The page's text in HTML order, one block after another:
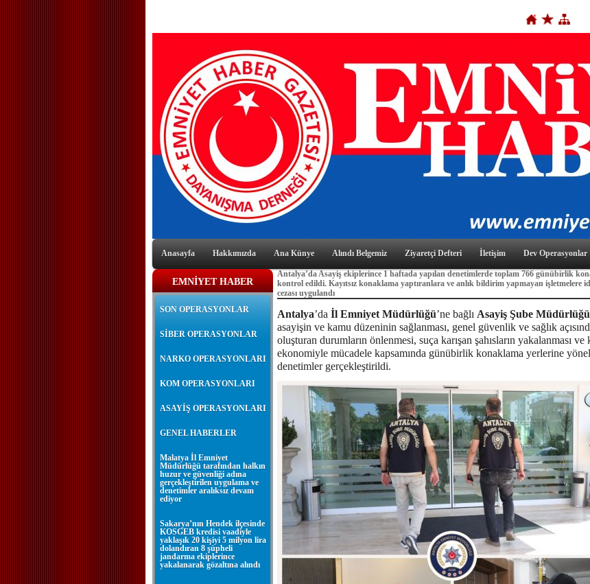
Anasayfa Hakkımızda Ana Künye Alındı Belgemiz Ziyaretçi Defteri İletişim Dev Operasyonlar
EMNİYET HABER
SON OPERASYONLAR
SİBER OPERASYONLAR
NARKO OPERASYONLARI
KOM OPERASYONLARI
ASAYİŞ OPERASYONLARI
GENEL HABERLER
Malatya İl Emniyet
Müdürlüğü tarafından halkın
huzur ve güvenliği adına
gerçekleştirilen uygulama ve
denetimler aralıksız devam
ediyor
Sakarya’nın Hendek ilçesinde
KOSGEB kredisi vaadiyle
yaklaşık 20 kişiyi 5 milyon lira
dolandıran 8 şüpheli
jandarma ekiplerince
yakalanarak gözaltına alındı
Antalya’da Asayiş ekiplerince 1 haftada yapılan denetimlerde toplam 766 günübirlik
kontrol edildi. Kayıtsız konaklama yaptıranlara ve anlık bildirim yapmayan işletmelere
cezası uygulandı
Antalya’da İl Emniyet Müdürlüğü’ne bağlı Asayiş Şube Müdürlüğü
asayişin ve kamu düzeninin sağlanması, genel güvenlik ve sağlık
oluşturan durumların önlenmesi, suça karışan şahısların yakalanması ve
ekonomiyle mücadele kapsamında günübirlik konaklama yerlerine
denetimler gerçekleştirildi.